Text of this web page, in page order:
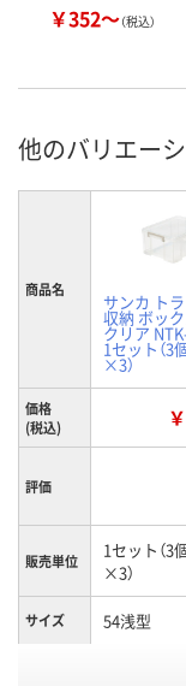
￥352～（税込）
他のバリエー
商品名
サンカ ト
収納 ボッ
クリア
1セット（3
×3）
価格
(税込)
評価
販売単位
1セット（3
×3）
サイズ 54浅型